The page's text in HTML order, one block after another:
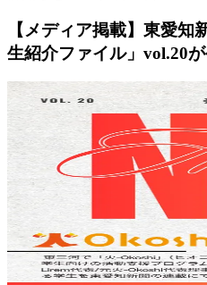
【メディア掲載】東愛知
生紹介ファイル」vol.20